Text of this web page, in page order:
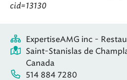
cid=13130
ExpertiseAMG inc -
Saint-Stanislas de
Canada
514 884 7280